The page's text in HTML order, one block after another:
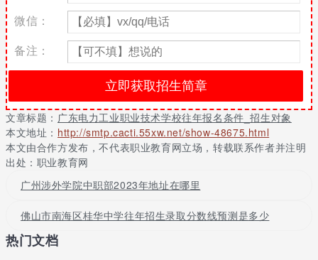
1、热爱祖国、遵纪守法
2、身体健康、五官端正、无斜视、口齿清楚、智力正常、形体正
常、体表无明显疤痕。
3、具有本市正式户口或外省市户口(符合相关条件)的应届初三毕业
生和年龄在十八周岁以下的往届生均可报名、报考。
广东电力工业职业技术学校报名方式
1、在原初中校填报志愿,参加全市文化课考试，统一录取。
2、考生报名时须持户口本原件、复印件，高中起点一年制考生报名
时还须持高中毕业证原件、复印件。
3、本人一寸红底免冠照片8张。
1、新生报名时带好户口簿或者身份证原件(或复印件)，及相关费用
到学校招生办报名，并鉴定就业合同和优惠入学协议。
微信：
备注：
文章标题： 广东电力工业职业技术学校往年报名条件_招生对象
本文地址： http://smtp.cacti.55xw.net/show-48675.html
本文由合作方发布，不代表职业教育网立场，转载联系作者并注明
出处：职业教育网
广州涉外学院中职部2023年地址在哪里
佛山市南海区桂华中学往年招生录取分数线预测是多少
热门文档